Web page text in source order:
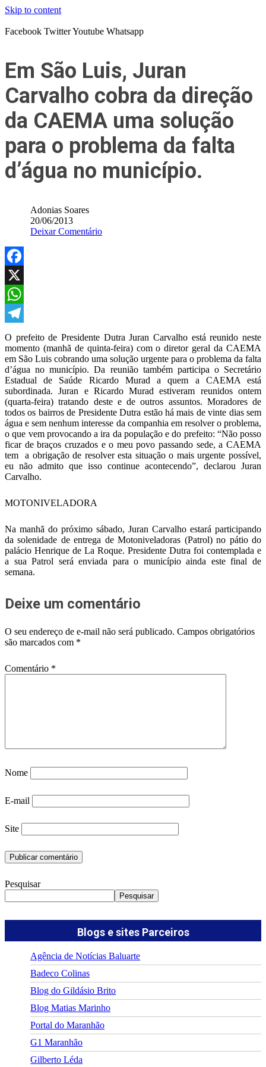
Skip to content
Facebook TwitterYoutube Whatsapp
Em São Luis, Juran
Carvalho cobra da direção
da CAEMA uma solução
para o problema da falta
d’água no município.
Adonias Soares
20/06/2013
Deixar Comentário
Facebook
X
WhatsApp
Telegram
O prefeito de Presidente Dutra Juran Carvalho está reunido neste
momento (manhã de quinta-feira) com o diretor geral da CAEMA
em São Luis cobrando uma solução urgente para o problema da falta
d’água no município. Da reunião também participa o Secretário
Estadual de Saúde Ricardo Murad a quem a CAEMA está
subordinada. Juran e Ricardo Murad estiveram reunidos ontem
(quarta-feira) tratando deste e de outros assuntos. Moradores de
todos os bairros de Presidente Dutra estão há mais de vinte dias sem
água e sem nenhum interesse da companhia em resolver o problema,
o que vem provocando a ira da população e do prefeito: “Não posso
ficar de braços cruzados e o meu povo passando sede, a CAEMA
tem a obrigação de resolver esta situação o mais urgente possível,
eu não admito que isso continue acontecendo”, declarou Juran
Carvalho.
MOTONIVELADORA
Na manhã do próximo sábado, Juran Carvalho estará participando
da solenidade de entrega de Motoniveladoras (Patrol) no pátio do
palácio Henrique de La Roque. Presidente Dutra foi contemplada e
a sua Patrol será enviada para o município ainda este final de
semana.
Deixe um comentário
O seu endereço de e-mail não será publicado. Campos obrigatórios
são marcados com *
Comentário *
Nome
E-mail
Site
Pesquisar
Pesquisar
Blogs e sites Parceiros
Agência de Notícias Baluarte
Badeco Colinas
Blog do Gildásio Brito
Blog Matias Marinho
Portal do Maranhão
G1 Maranhão
Gilberto Léda